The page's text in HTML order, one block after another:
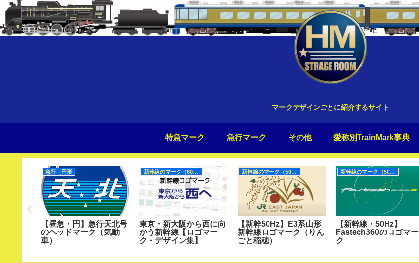
マークデザインごとに紹介するサイト
特急マーク 急行マーク その他 愛称別TrainMark事典
急行（円形
【昼急・円】急行天北号
のヘッドマーク（気動
車）
新幹線のマーク（60Hz）
東京・新大阪から西に向
かう新幹線【ロゴマー
ク・デザイン集】
新幹線のマーク（50Hz）
【新幹50Hz】E3系山形
新幹線ロゴマーク（りん
ごと稲穂）
新幹線のマーク（50Hz）
【新幹線・50Hz】
Fastech360のロゴマー
ク